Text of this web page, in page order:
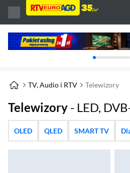
TV, Audio i RTV Telewizory
Telewizory - LED,
OLED QLED SMART TV